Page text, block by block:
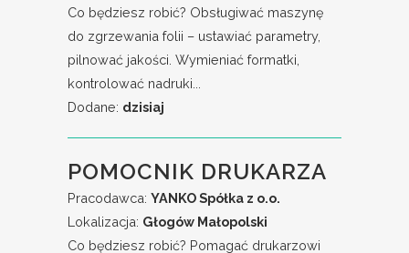
Co będziesz robić? Obsługiwać maszynę
do zgrzewania folii – ustawiać parametry,
pilnować jakości. Wymieniać formatki,
kontrolować nadruki...
Dodane: dzisiaj
POMOCNIK DRUKARZA
Pracodawca: YANKO Spółka z o.o.
Lokalizacja: Głogów Małopolski
Co będziesz robić? Pomagać drukarzowi